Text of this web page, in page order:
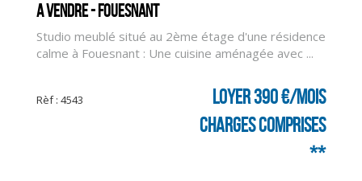
A vendre - FOUESNANT
Studio meublé situé au 2ème étage d'une résidence
calme à Fouesnant : Une cuisine aménagée avec ...
Rèf : 4543
Loyer 390 €/mois
charges comprises
**